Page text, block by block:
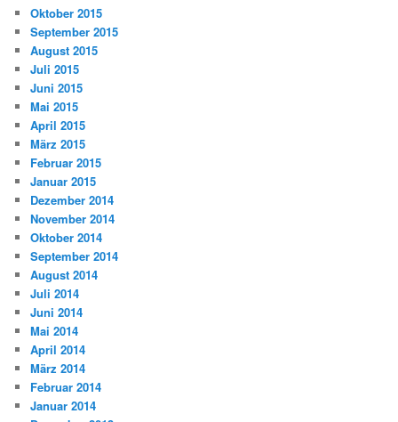
Oktober 2015
September 2015
August 2015
Juli 2015
Juni 2015
Mai 2015
April 2015
März 2015
Februar 2015
Januar 2015
Dezember 2014
November 2014
Oktober 2014
September 2014
August 2014
Juli 2014
Juni 2014
Mai 2014
April 2014
März 2014
Februar 2014
Januar 2014